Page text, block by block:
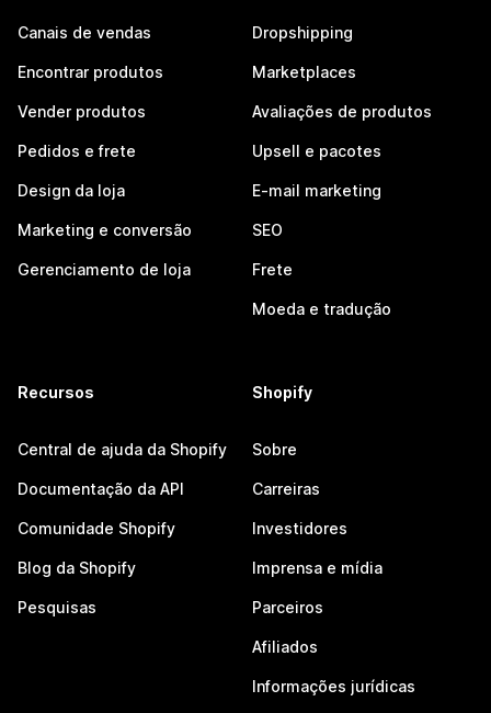
Canais de vendas
Encontrar produtos
Vender produtos
Pedidos e frete
Design da loja
Marketing e conversão
Gerenciamento de loja
Dropshipping
Marketplaces
Avaliações de produtos
Upsell e pacotes
E-mail marketing
SEO
Frete
Moeda e tradução
Recursos
Central de ajuda da Shopify
Documentação da API
Comunidade Shopify
Blog da Shopify
Pesquisas
Shopify
Sobre
Carreiras
Investidores
Imprensa e mídia
Parceiros
Afiliados
Informações jurídicas